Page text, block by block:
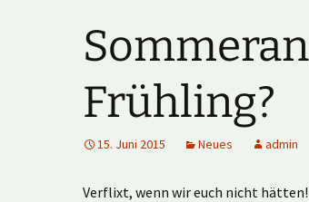
Frühling?
15. Juni 2015 Neues admin
Verflixt, wenn wir euch nicht